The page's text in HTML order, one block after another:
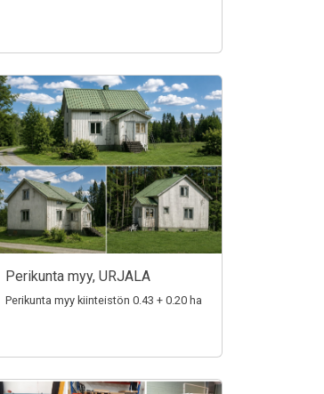
Perikunta myy, URJALA
Perikunta myy kiinteistön 0.43 + 0.20 ha